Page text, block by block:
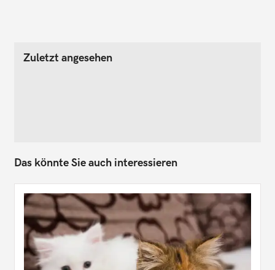
Zuletzt angesehen
Das könnte Sie auch interessieren